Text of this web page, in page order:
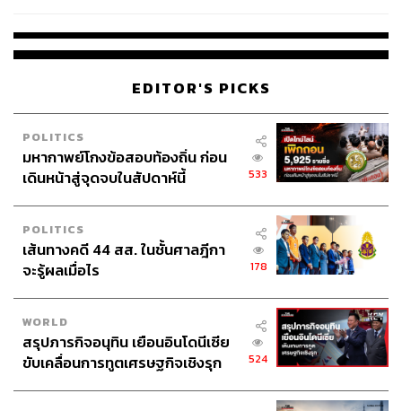
EDITOR'S PICKS
POLITICS
มหากาพย์โกงข้อสอบท้องถิ่น ก่อน
เดินหน้าสู่จุดจบในสัปดาห์นี้
533
POLITICS
เส้นทางคดี 44 สส. ในชั้นศาลฎีกา
จะรู้ผลเมื่อไร
178
WORLD
สรุปภารกิจอนุทิน เยือนอินโดนีเซีย
ขับเคลื่อนการทูตเศรษฐกิจเชิงรุก
524